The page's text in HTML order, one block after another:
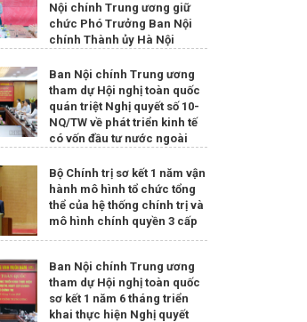
Nội chính Trung ương giữ
chức Phó Trưởng Ban Nội
chính Thành ủy Hà Nội
Ban Nội chính Trung ương
tham dự Hội nghị toàn quốc
quán triệt Nghị quyết số 10-
NQ/TW về phát triển kinh tế
có vốn đầu tư nước ngoài
Bộ Chính trị sơ kết 1 năm vận
hành mô hình tổ chức tổng
thể của hệ thống chính trị và
mô hình chính quyền 3 cấp
Ban Nội chính Trung ương
tham dự Hội nghị toàn quốc
sơ kết 1 năm 6 tháng triển
khai thực hiện Nghị quyết